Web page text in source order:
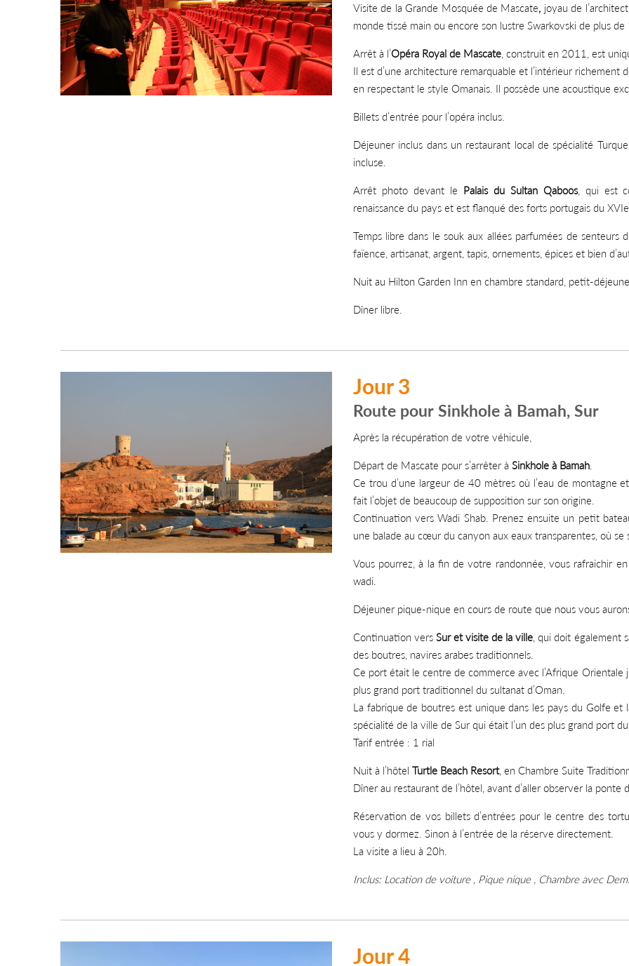
Visite de la Grande Mosquée de Mascate, joyau de
monde tissé main ou encore son lustre Swarkovski de plus
Arrêt à l’Opéra Royal de Mascate, construit en 2011, est
Il est d’une architecture remarquable et l’intérieur
en respectant le style Omanais. Il possède une acoustique
Billets d’entrée pour l’opéra inclus.
Déjeuner inclus dans un restaurant local de spécialité
incluse.
Arrêt photo devant le Palais du Sultan Qaboos, qui est
renaissance du pays et est flanqué des forts portugais du
Temps libre dans le souk aux allées parfumées de senteurs
faïence, artisanat, argent, tapis, ornements, épices et bien
Nuit au Hilton Garden Inn en chambre standard, petit-
Dîner libre.
Jour 3
Route pour Sinkhole à Bamah, Sur
Après la récupération de votre véhicule,
Départ de Mascate pour s’arrêter à Sinkhole à Bamah.
Ce trou d’une largeur de 40 mètres où l’eau de montagne
fait l’objet de beaucoup de supposition sur son origine.
Continuation vers Wadi Shab. Prenez ensuite un petit
une balade au cœur du canyon aux eaux transparentes, où se
Vous pourrez, à la fin de votre randonnée, vous rafraichir
wadi.
Déjeuner pique-nique en cours de route que nous vous
Continuation vers Sur et visite de la ville , qui doit également
des boutres, navires arabes traditionnels.
Ce port était le centre de commerce avec l’Afrique Orientale
plus grand port traditionnel du sultanat d’Oman.
La fabrique de boutres est unique dans les pays du Golfe
spécialité de la ville de Sur qui était l’un des plus grand port
Tarif entrée : 1 rial
Nuit à l’hôtel Turtle Beach Resort, en Chambre Suite
Dîner au restaurant de l’hôtel, avant d’aller observer la
Réservation de vos billets d’entrées pour le centre des
vous y dormez. Sinon à l’entrée de la réserve directement.
La visite a lieu à 20h.
Inclus: Location de voiture , Pique nique , Chambre avec
Jour 4